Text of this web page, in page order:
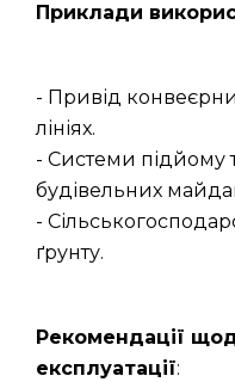
Приклади
- Привід
лініях.
- Системи підйому
будівельних
-
ґрунту.
Рекомендації
експлуатації: